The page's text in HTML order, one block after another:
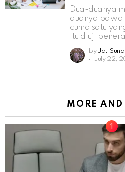
Dua-duanya
duanya bawa
cuma satu
itu diuji
by Jati
July 22,
MORE AND